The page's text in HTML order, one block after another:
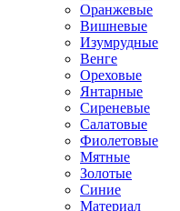
Оранжевые
Вишневые
Изумрудные
Венге
Ореховые
Янтарные
Сиреневые
Салатовые
Фиолетовые
Мятные
Золотые
Синие
Материал